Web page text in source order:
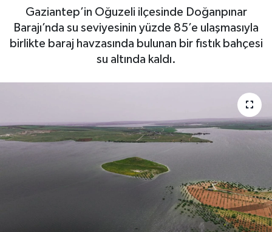
Gaziantep’in Oğuzeli ilçesinde Doğanpınar
Barajı’nda su seviyesinin yüzde 85’e ulaşmasıyla
birlikte baraj havzasında bulunan bir fıstık bahçesi
su altında kaldı.
Gündem
Haberler
Kültür Sanat
Müzik
Son Dakika Haberleri
Haber Arşivi